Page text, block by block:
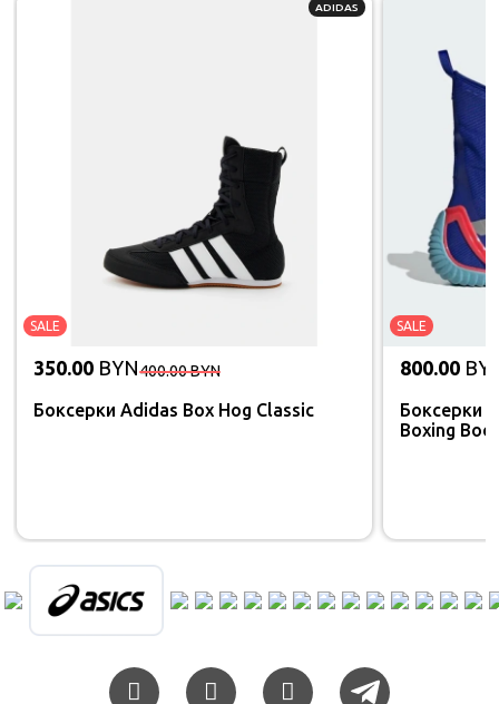
ADIDAS
SALE
350.00 BYN400.00BYN
Боксерки Adidas Box Hog Classic
SALE
800.00
Боксерки
Boxing